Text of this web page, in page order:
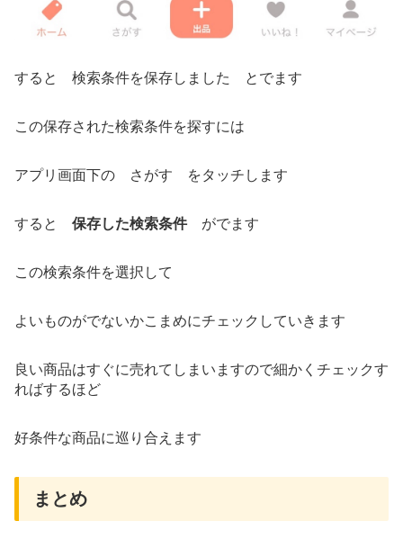
すると 検索条件を保存しました とでます
この保存された検索条件を探すには
アプリ画面下の さがす をタッチします
すると 保存した検索条件がでます
この検索条件を選択して
よいものがでないかこまめにチェックしていきます
良い商品はすぐに売れてしまいますので細かくチェックす
ればするほど
好条件な商品に巡り合えます
まとめ